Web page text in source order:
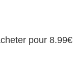
pour 8.99€